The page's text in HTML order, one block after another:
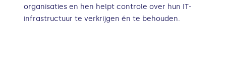
organisaties en hen helpt controle over hun IT-
infrastructuur te verkrijgen én te behouden.